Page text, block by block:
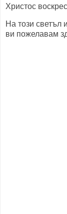
Христос
На този светъл
ви пожелавам